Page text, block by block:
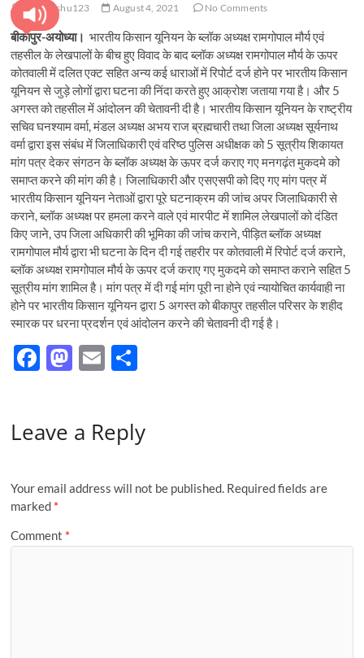
pratyanshu123 August 4, 2021 No Comments
बीकापुर-अयोध्या। भारतीय किसान यूनियन के ब्लॉक अध्यक्ष रामगोपाल मौर्य एवं
तहसील के लेखपालों के बीच हुए विवाद के बाद ब्लॉक अध्यक्ष रामगोपाल मौर्य के ऊपर
कोतवाली में दलित एक्ट सहित अन्य कई धाराओं में रिपोर्ट दर्ज होने पर भारतीय किसान
यूनियन से जुड़े लोगों द्वारा घटना की निंदा करते हुए आक्रोश जताया गया है। और 5
अगस्त को तहसील में आंदोलन की चेतावनी दी है। भारतीय किसान यूनियन के राष्ट्रीय
सचिव घनश्याम वर्मा, मंडल अध्यक्ष अभय राज ब्रह्मचारी तथा जिला अध्यक्ष सूर्यनाथ
वर्मा द्वारा इस संबंध में जिलाधिकारी एवं वरिष्ठ पुलिस अधीक्षक को 5 सूत्रीय शिकायत
मांग पत्र देकर संगठन के ब्लॉक अध्यक्ष के ऊपर दर्ज कराए गए मनगढ़ंत मुकदमे को
समाप्त करने की मांग की है। जिलाधिकारी और एसएसपी को दिए गए मांग पत्र में
भारतीय किसान यूनियन नेताओं द्वारा पूरे घटनाक्रम की जांच अपर जिलाधिकारी से
कराने, ब्लॉक अध्यक्ष पर हमला करने वाले एवं मारपीट में शामिल लेखपालों को दंडित
किए जाने, उप जिला अधिकारी की भूमिका की जांच कराने, पीड़ित ब्लॉक अध्यक्ष
रामगोपाल मौर्य द्वारा भी घटना के दिन दी गई तहरीर पर कोतवाली में रिपोर्ट दर्ज कराने,
ब्लॉक अध्यक्ष रामगोपाल मौर्य के ऊपर दर्ज कराए गए मुकदमे को समाप्त कराने सहित 5
सूत्रीय मांग शामिल है। मांग पत्र में दी गई मांग पूरी ना होने एवं न्यायोचित कार्यवाही ना
होने पर भारतीय किसान यूनियन द्वारा 5 अगस्त को बीकापुर तहसील परिसर के शहीद
स्मारक पर धरना प्रदर्शन एवं आंदोलन करने की चेतावनी दी गई है।
F
b
o
k
M
d
n
E
e
Leave a Reply
Your email address will not be published. Required fields are
marked *
Comment *